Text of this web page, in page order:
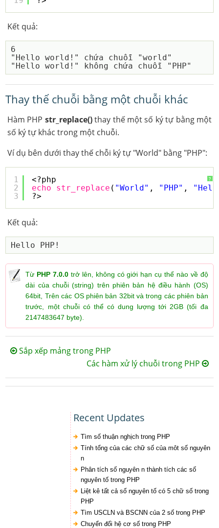
Kết quả:
6
"Hello world!" chứa chuỗi "world"
Thay thế chuỗi bằng một chuỗi khác
Hàm PHP str_replace()thay thế một số ký tự bằng một
số ký tự khác trong một chuỗi.
Ví dụ bên dưới thay thế chỗi ký tự "World" bằng "PHP":
?
1
2
3
<?php
echo
str_replace ( "World" , "PHP" ,
?>
Kết quả:
Từ PHP 7.0.0 trở lên, không có giới hạn cụ thể nào về độ
dài của chuỗi (string) trên phiên bản hệ điều hành (OS)
64bit, Trên các OS phiên bản 32bit và trong các phiên bản
trước, một chuỗi có thể có dung lượng tới 2GB (tối đa
2147483647 byte).
Sắp xếp mảng trong PHP
Các hàm xử lý chuỗi trong PHP
Recent Updates
Tìm số thuận nghịch trong PHP
Tính tổng của các chữ số của môt số nguyên
n
Phân tích số nguyên n thành tích các số
nguyên tố trong PHP
Liệt kê tất cả số nguyên tố có 5 chữ số trong
PHP
Tìm USCLN và BSCNN của 2 số trong PHP
Chuyển đổi hệ cơ số trong PHP